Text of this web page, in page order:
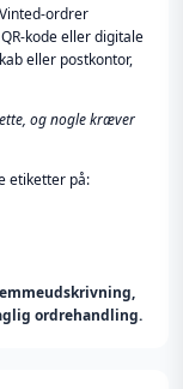
ordrer
kode eller digitale
eller postkontor,
og nogle kræver
etiketter på:
ordrehandling.